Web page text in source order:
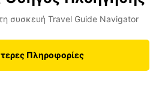
συσκευή Travel Guide Navigator
Πληροφορίες